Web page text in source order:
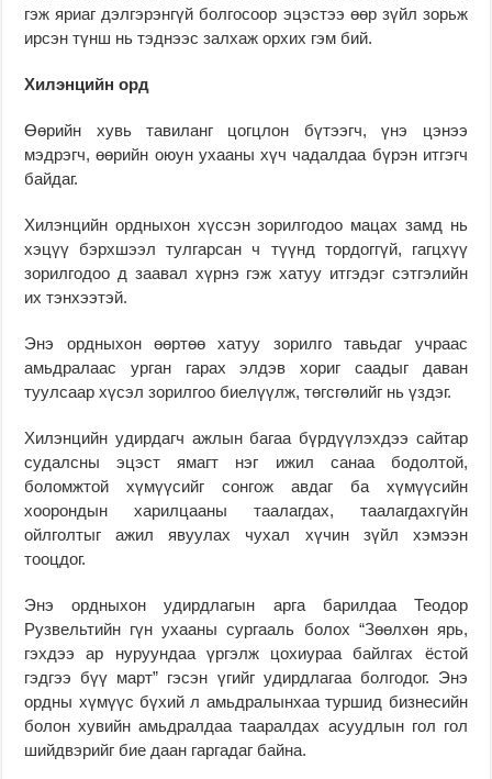
гэж яриаг дэлгэрэнгүй болгосоор эцэстээ өөр зүйл зорьж
ирсэн түнш нь тэднээс залхаж орхих гэм бий.
Хилэнцийн орд
Өөрийн хувь тавиланг цогцлон бүтээгч, үнэ цэнээ
мэдрэгч, өөрийн оюун ухааны хүч чадалдаа бүрэн итгэгч
байдаг.
Хилэнцийн ордныхон хүссэн зорилгодоо мацах замд нь
хэцүү бэрхшээл тулгарсан ч түүнд тордоггүй, гагцхүү
зорилгодоо д заавал хүрнэ гэж хатуу итгэдэг сэтгэлийн
их тэнхээтэй.
Энэ ордныхон өөртөө хатуу зорилго тавьдаг учраас
амьдралаас урган гарах элдэв хориг саадыг даван
туулсаар хүсэл зорилгоо биелүүлж, төгсгөлийг нь үздэг.
Хилэнцийн удирдагч ажлын багаа бүрдүүлэхдээ сайтар
судалсны эцэст ямагт нэг ижил санаа бодолтой,
боломжтой хүмүүсийг сонгож авдаг ба хүмүүсийн
хоорондын харилцааны таалагдах, таалагдахгүйн
ойлголтыг ажил явуулах чухал хүчин зүйл хэмээн
тооцдог.
Энэ ордныхон удирдлагын арга барилдаа Теодор
Рузвельтийн гүн ухааны сургааль болох “Зөөлхөн ярь,
гэхдээ ар нуруундаа үргэлж цохиураа байлгах ёстой
гэдгээ бүү март” гэсэн үгийг удирдлагаа болгодог. Энэ
ордны хүмүүс бүхий л амьдралынхаа туршид бизнесийн
болон хувийн амьдралдаа тааралдах асуудлын гол гол
шийдвэрийг бие даан гаргадаг байна.